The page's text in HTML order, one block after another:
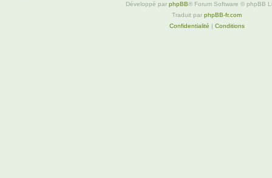
Développé par phpBB® Forum Software © phpBB
Traduit par phpBB-fr.com
Confidentialité | Conditions